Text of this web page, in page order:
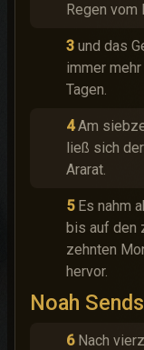
Regen vom
3 und das
immer
Tagen.
4 Am
ließ sich
Ararat.
5 Es nahm
bis auf den
zehnten
hervor.
Noah
6 Nach